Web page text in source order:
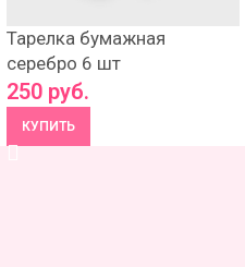
Тарелка бумажная
серебро 6 шт
250 руб.
КУПИТЬ